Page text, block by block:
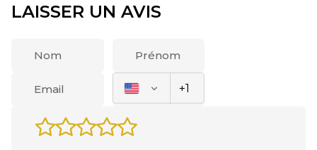
LAISSER UN AVIS